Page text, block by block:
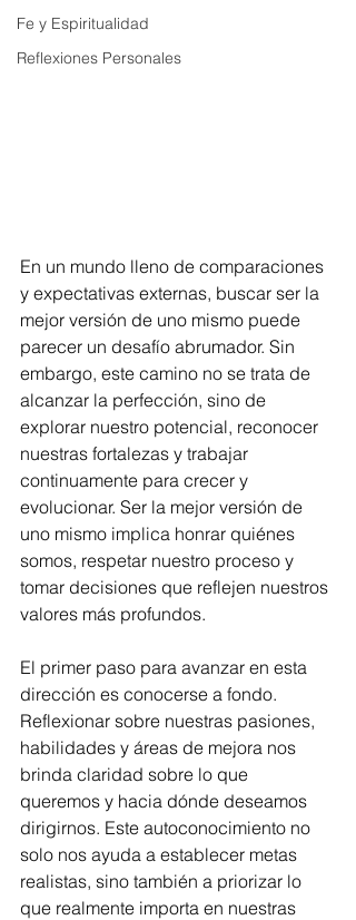
Fe y Espiritualidad
Reflexiones Personales
En un mundo lleno de comparaciones
y expectativas externas, buscar ser la
mejor versión de uno mismo puede
parecer un desafío abrumador. Sin
embargo, este camino no se trata de
alcanzar la perfección, sino de
explorar nuestro potencial, reconocer
nuestras fortalezas y trabajar
continuamente para crecer y
evolucionar. Ser la mejor versión de
uno mismo implica honrar quiénes
somos, respetar nuestro proceso y
tomar decisiones que reflejen nuestros
valores más profundos.
El primer paso para avanzar en esta
dirección es conocerse a fondo.
Reflexionar sobre nuestras pasiones,
habilidades y áreas de mejora nos
brinda claridad sobre lo que
queremos y hacia dónde deseamos
dirigirnos. Este autoconocimiento no
solo nos ayuda a establecer metas
realistas, sino también a priorizar lo
que realmente importa en nuestras